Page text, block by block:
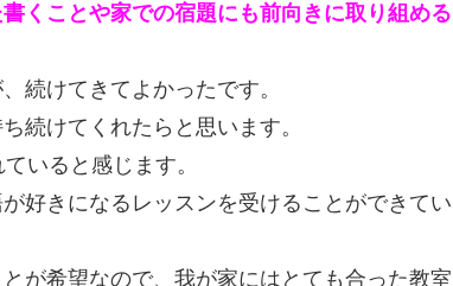
くことや家での宿題にも前向きに取り組める
続けてきてよかったです。
続けてくれたらと思います。
いると感じます。
好きになるレッスンを受けることができてい
が希望なので、我が家にはとても合った教室